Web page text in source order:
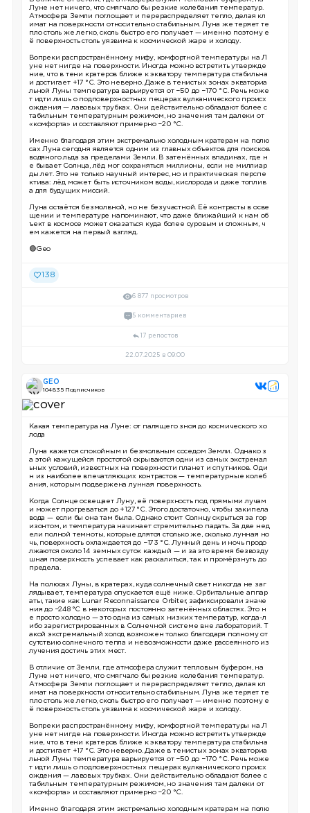
Луне нет ничего, что смягчало бы резкие колебания температур.
Атмосфера Земли поглощает и перераспределяет тепло, делая кл
имат на поверхности относительно стабильным. Луна же теряет те
пло столь же легко, сколь быстро его получает — именно поэтому е
ё поверхность столь уязвима к космической жаре и холоду.
Вопреки распространённому мифу, комфортной температуры на Л
уне нет нигде на поверхности. Иногда можно встретить утвержде
ние, что в тени кратеров ближе к экватору температура стабильна
и достигает +17 °C. Это неверно. Даже в тенистых зонах экваториа
льной Луны температура варьируется от −50 до −170 °C. Речь може
т идти лишь о подповерхностных пещерах вулканического происх
ождения — лавовых трубках. Они действительно обладают более с
табильным температурным режимом, но значения там далеки от
«комфорта» и составляют примерно −20 °C.
Именно благодаря этим экстремально холодным кратерам на полю
сах Луна сегодня является одним из главных объектов для поисков
водяного льда за пределами Земли. В затенённых впадинах, где н
е бывает Солнца, лёд мог сохраняться миллионы, если не миллиар
ды лет. Это не только научный интерес, но и практическая перспе
ктива: лёд может быть источником воды, кислорода и даже топлив
а для будущих миссий.
Луна остаётся безмолвной, но не безучастной. Её контрасты в осве
щении и температуре напоминают, что даже ближайший к нам об
ъект в космосе может оказаться куда более суровым и сложным, ч
ем кажется на первый взгляд.
🟢Geo
138
6 877 просмотров
5 комментариев
17 репостов
22.07.2025 в 09:00
GEO
104 835 Подписчиков
Какая температура на Луне: от палящего зноя до космического хо
лода
Луна кажется спокойным и безмолвным соседом Земли. Однако з
а этой кажущейся простотой скрываются одни из самых экстремал
ьных условий, известных на поверхности планет и спутников. Оди
н из наиболее впечатляющих контрастов — температурные колеб
ания, которым подвержена лунная поверхность.
Когда Солнце освещает Луну, её поверхность под прямыми лучам
и может прогреваться до +127 °C. Этого достаточно, чтобы закипела
вода — если бы она там была. Однако стоит Солнцу скрыться за гор
изонтом, и температура начинает стремительно падать. За две нед
ели полной темноты, которые длятся столько же, сколько лунная но
чь, поверхность охлаждается до −173 °C. Лунный день и ночь продо
лжаются около 14 земных суток каждый — и за это время безвозду
шная поверхность успевает как раскалиться, так и промёрзнуть до
предела.
На полюсах Луны, в кратерах, куда солнечный свет никогда не заг
лядывает, температура опускается ещё ниже. Орбитальные аппар
аты, такие как Lunar Reconnaissance Orbiter, зафиксировали значе
ния до −248 °C в некоторых постоянно затенённых областях. Это н
е просто холодно — это одна из самых низких температур, когда-л
ибо зарегистрированных в Солнечной системе вне лабораторий. Т
акой экстремальный холод возможен только благодаря полному от
сутствию солнечного тепла и невозможности даже рассеянного из
лучения достичь этих мест.
В отличие от Земли, где атмосфера служит тепловым буфером, на
Луне нет ничего, что смягчало бы резкие колебания температур.
Атмосфера Земли поглощает и перераспределяет тепло, делая кл
имат на поверхности относительно стабильным. Луна же теряет те
пло столь же легко, сколь быстро его получает — именно поэтому е
ё поверхность столь уязвима к космической жаре и холоду.
Вопреки распространённому мифу, комфортной температуры на Л
уне нет нигде на поверхности. Иногда можно встретить утвержде
ние, что в тени кратеров ближе к экватору температура стабильна
и достигает +17 °C. Это неверно. Даже в тенистых зонах экваториа
льной Луны температура варьируется от −50 до −170 °C. Речь може
т идти лишь о подповерхностных пещерах вулканического происх
ождения — лавовых трубках. Они действительно обладают более с
табильным температурным режимом, но значения там далеки от
«комфорта» и составляют примерно −20 °C.
Именно благодаря этим экстремально холодным кратерам на полю